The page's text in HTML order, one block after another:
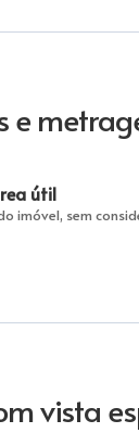
e
útil
imóvel, sem
vista